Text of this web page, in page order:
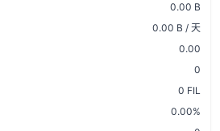
0.00 B
0.00 B / 天
0.00
0
0 FIL
0.00%